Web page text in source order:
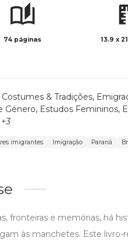
74 páginas 13.9 x
Costumes & Tradições,
Género, Estudos Femininos,
+3
imigrantes Imigração Paraná
fronteiras e memórias, há
às manchetes. Este livro-